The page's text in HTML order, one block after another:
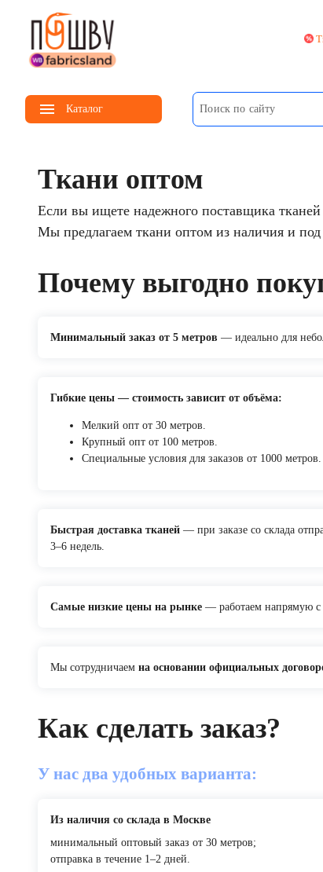
menu Каталог
Ткани оптом
Если вы ищете надежного поставщика тканей
Мы предлагаем ткани оптом из наличия и под
Почему выгодно
Минимальный заказ от 5 метров — идеально для
Гибкие цены — стоимость зависит от объёма:
Мелкий опт от 30 метров.
Крупный опт от 100 метров.
Специальные условия для заказов от 1000 метров.
Быстрая доставка тканей — при заказе со склада
3–6 недель.
Самые низкие цены на рынке — работаем напрямую с
Мы сотрудничаем на основании официальных
Как сделать заказ?
У нас два удобных варианта:
Из наличия со склада в Москве
минимальный оптовый заказ от 30 метров;
отправка в течение 1–2 дней.